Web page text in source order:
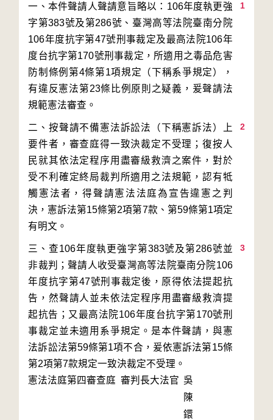
1
一、本件聲請人聲請意旨略以：106年度執更強
字第383號及第286號、臺灣高等法院臺南分院
106年度抗字第47號刑事裁定及最高法院106年
度台抗字第170號刑事裁定，所適用之毒品危害
防制條例第4條第1項規定（下稱系爭規定），
有違反憲法第23條比例原則之疑義，爰聲請法
2
二、按聲請不備憲法訴訟法（下稱憲訴法）上
要件者，審查庭得一致決裁定不受理；復按人
民就其依法定程序用盡審級救濟之案件，對於
受不利確定終局裁判所適用之法規範，認有牴
觸憲法者，得聲請憲法法庭為宣告違憲之判
決，憲訴法第15條第2項第7款、第59條第1項定
3
三、查106年度執更強字第383號及第286號並
非裁判；聲請人收受臺灣高等法院臺南分院106
年度抗字第47號刑事裁定後，原得依法提起抗
告，然聲請人並未依法定程序用盡審級救濟提
起抗告；又最高法院106年度台抗字第170號刑
事裁定並未適用系爭規定。是本件聲請，與憲
法訴訟法第59條第1項不合，爰依憲訴法第15條
第2項第7款規定一致決裁定不受理。
憲法法庭第四審查庭 審判長大法官 吳
陳
鐶